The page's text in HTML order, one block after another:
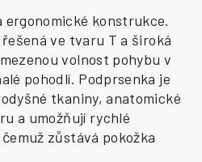
konstrukce.
ve tvaru T a široká
volnost pohybu v
pohodlí. Podprsenka je
tkaniny, anatomické
a umožňují rychlé
zůstává pokožka